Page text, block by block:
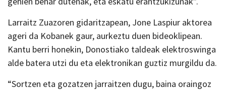
Larraitz Zuazoren gidaritzapean, Jone Laspiur aktorea
ageri da Kobanek gaur, aurkeztu duen bideoklipean.
Kantu berri honekin, Donostiako taldeak elektroswinga
alde batera utzi du eta elektronikan guztiz murgildu da.
“Sortzen eta gozatzen jarraitzen dugu, baina oraingoz